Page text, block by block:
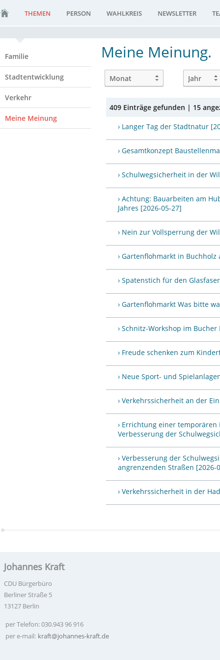
THEMEN PERSON WAHLKREIS NEWSLETTER
Familie
Stadtentwicklung
Verkehr
Meine Meinung
Meine Meinung.
409 Einträge gefunden | 15
› Langer Tag der Stadtnatur
› Gesamtkonzept
› Schulwegsicherheit in der
› Achtung: Bauarbeiten am
Jahres [2026-05-27]
› Nein zur Vollsperrung der
› Gartenflohmarkt in Buchholz
› Spatenstich für den
› Gartenflohmarkt Was bitte
› Schnitz-Workshop im Bucher
› Freude schenken zum
› Neue Sport- und
› Verkehrssicherheit an der
› Errichtung einer
Verbesserung der
› Verbesserung der
angrenzenden Straßen [2026-
› Verkehrssicherheit in der
Johannes Kraft
CDU Bürgerbüro
Berliner Straße 5
13127 Berlin
per Telefon: 030.943 96 916
per e-mail: kraft@johannes-kraft.de